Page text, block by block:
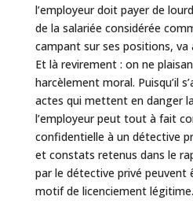
l’employeur doit payer de
de la salariée considérée
campant sur ses positions, va
Et là revirement : on ne
harcèlement moral. Puisqu’il
actes qui mettent en danger
l’employeur peut tout à fait
confidentielle à un détective
et constats retenus dans le
par le détective privé peuvent
motif de licenciement légitime.